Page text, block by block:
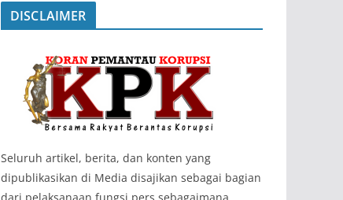
DISCLAIMER
‎Seluruh artikel, berita, dan konten yang
dipublikasikan di Media disajikan sebagai bagian